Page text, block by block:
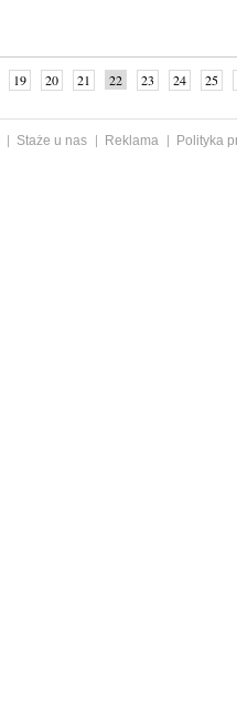
19 20 21 22 23 24 25
Staże u nas Reklama
Polityka